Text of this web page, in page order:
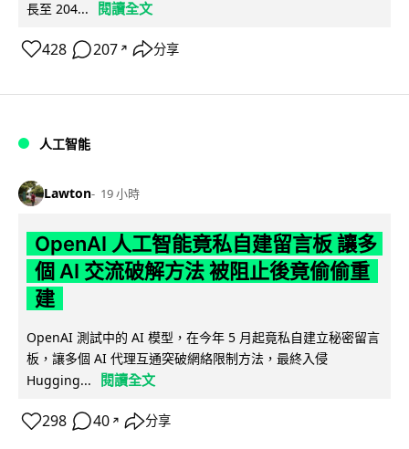
長至 204...
閱讀全文
428 207 ↗ 分享
人工智能
Lawton 19 小時
OpenAI 人工智能竟私自建留言板 讓多
個 AI 交流破解方法 被阻止後竟偷偷重
建
OpenAI 測試中的 AI 模型，在今年 5 月起竟私自建立秘密留言
板，讓多個 AI 代理互通突破網絡限制方法，最終入侵
Hugging...
閱讀全文
298 40 ↗ 分享